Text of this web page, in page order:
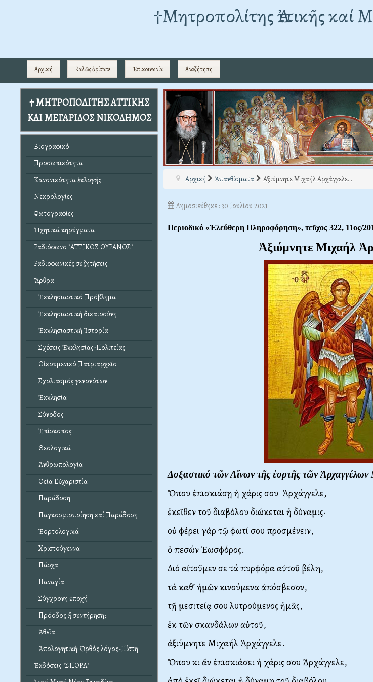
†Mητροπολίτης Ἀττικῆς καί
Αρχική Καλῶς ὁρίσατε Ἐπικοινωνία Αναζήτηση
† ΜΗΤΡΟΠΟΛΙΤΗΣ ΑΤΤΙΚΗΣ
ΚΑΙ ΜΕΓΑΡΙΔΟΣ ΝΙΚΟΔΗΜΟΣ
Βιογραφικό
Προσωπικότητα
Κανονικότητα ἐκλογῆς
Νεκρολογίες
Φωτογραφίες
Ἠχητικά κηρύγματα
Ραδιόφωνο "ΑΤΤΙΚΟΣ ΟΥΡΑΝΟΣ"
Ραδιοφωνικές συζητήσεις
Ἄρθρα
Ἐκκλησιαστικό Πρόβλημα
Ἐκκλησιαστική δικαιοσύνη
Ἐκκλησιαστική Ἱστορία
Σχέσεις Ἐκκλησίας-Πολιτείας
Οἰκουμενικό Πατριαρχεῖο
Σχολιασμός γενονότων
Ἐκκλησία
Σύνοδος
Ἐπίσκοπος
Θεολογικά
Ἀνθρωπολογία
Θεία Εὐχαριστία
Παράδοση
Παγκοσμιοποίηση καί Παράδοση
Ἑορτολογικά
Χριστούγεννα
Πάσχα
Παναγία
Σύγχρονη ἐποχή
Πρόοδος ἤ συντήρηση;
Ἀθεΐα
Ἀπολογητική: Ὀρθός λόγος-Πίστη
Ἐκδόσεις "ΣΠΟΡΑ"
Αρχική Ἀπανθίσματα Αξιύμνητε Μιχαήλ Αρχάγγελε...
Δημοσιεύθηκε : 30 Ιουλίου 2021
Περιοδικό «Ἐλεύθερη Πληροφόρηση», τεῦχος 322, 11ος/
Ἀξιύμνητε Μιχαήλ
Δοξαστικό τῶν Αἴνων τῆς ἑορτῆς τῶν Ἀρχαγγέλων
Ὅπου ἐπισκιάσῃ ἡ χάρις σου Ἀρχάγγελε,
ἐκεῖθεν τοῦ διαβόλου διώκεται ἡ δύναμις·
οὐ φέρει γάρ τῷ φωτί σου προσμένειν,
ὁ πεσών Ἑωσφόρος.
Διό αἰτοῦμεν σε τά πυρφόρα αὐτοῦ βέλη,
τά καθ’ ἡμῶν κινούμενα ἀπόσβεσον,
τῇ μεσιτείᾳ σου λυτρούμενος ἡμᾶς,
ἐκ τῶν σκανδάλων αὐτοῦ,
ἀξιΰμνητε Μιχαήλ Ἀρχάγγελε.
Ὅπου κι ἄν ἐπισκιάσει ἡ χάρις σου Ἀρχάγγελε,